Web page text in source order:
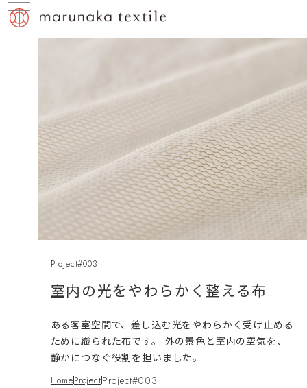
Project#003
室内の光をやわらかく整える布
ある客室空間で、差し込む光をやわらかく受け止める
ために織られた布です。 外の景色と室内の空気を、
静かにつなぐ役割を担いました。
Home project Project#003